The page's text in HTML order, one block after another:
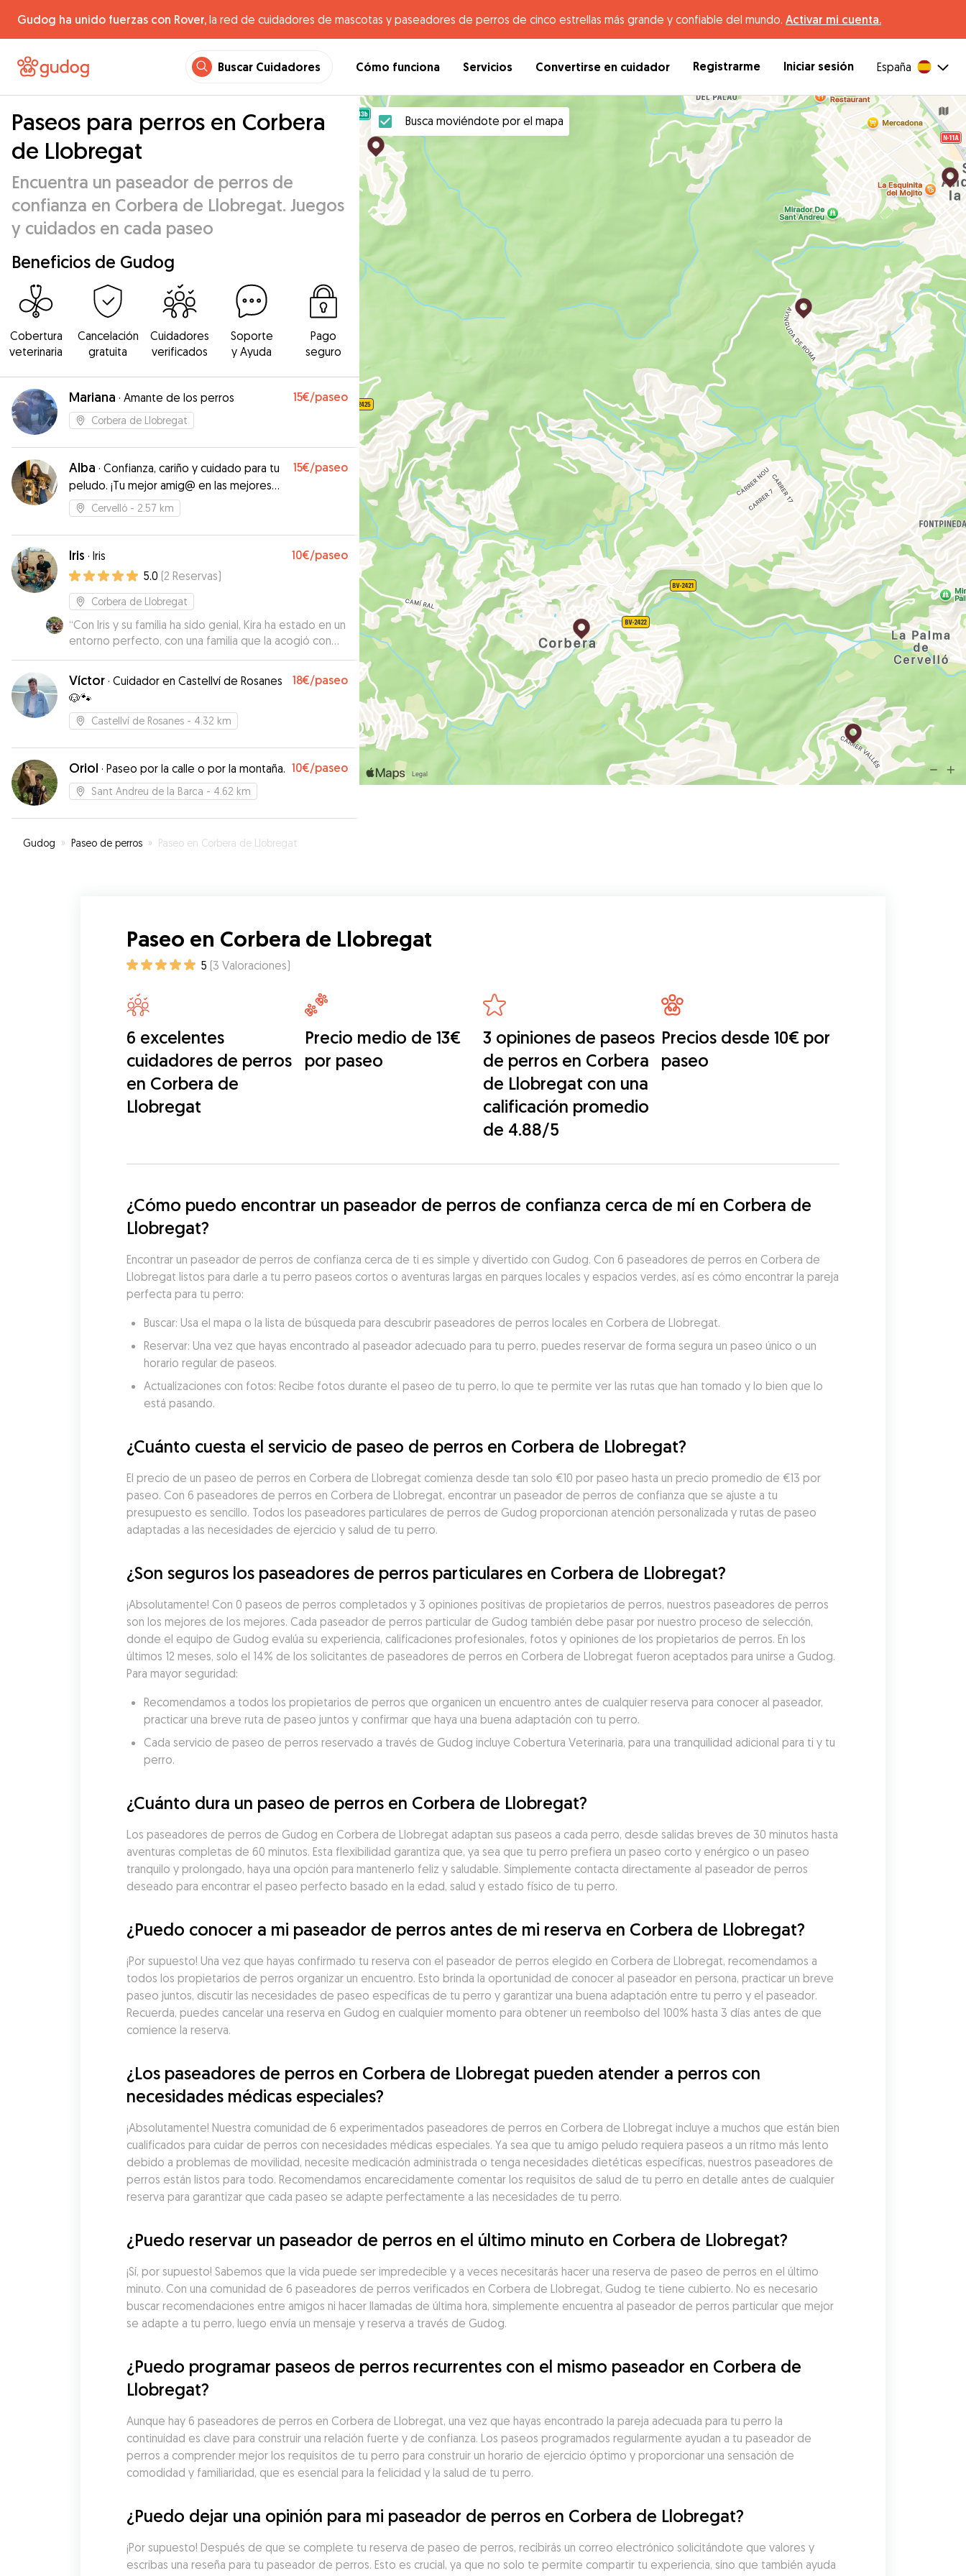
Gudog ha unido fuerzas con Rover, la red de cuidadores de mascotas y paseadores de perros de cinco estrellas más grande y confiable del mundo. Activar mi cuenta.
Buscar Cuidadores Cómo funciona Servicios Convertirse en cuidador Registrarme Iniciar sesión España
Paseos para perros en Corbera
de Llobregat
Encuentra un paseador de perros de
confianza en Corbera de Llobregat. Juegos
y cuidados en cada paseo
Beneficios de Gudog
Cobertura
veterinaria
Cancelación
gratuita
Cuidadores
verificados
Soporte
y Ayuda
Pago
seguro
Mariana · Amante de los perros 15€/paseo
Corbera de Llobregat
Alba · Confianza, cariño y cuidado para tu
peludo. ¡Tu mejor amig@ en las mejores
manos
15€/paseo
Cervelló - 2.57 km
Iris · Iris 10€/paseo
5.0 (2 Reservas)
Corbera de Llobregat
“Con Iris y su familia ha sido genial, Kira ha estado en un
entorno perfecto, con una familia que la acogió con
mucho amor en una casa al lado de la montaña con
unos largos y divertidos paseos donde ella puede
sentirse libre correr y ser feliz. Sin duda repetiremos”
Víctor · Cuidador en Castellví de Rosanes
🐶🐾
18€/paseo
Castellví de Rosanes - 4.32 km
Oriol · Paseo por la calle o por la montaña. 10€/paseo
Sant Andreu de la Barca - 4.62 km
Gudog » Paseo de perros » Paseo en Corbera de Llobregat
Busca moviéndote por el mapa
Paseo en Corbera de Llobregat
5 (3 Valoraciones)
6 excelentes
cuidadores de perros
en Corbera de
Llobregat
Precio medio de 13€
por paseo
3 opiniones de paseos
de perros en Corbera
de Llobregat con una
calificación promedio
de 4.88/5
Precios desde 10€ por
paseo
¿Cómo puedo encontrar un paseador de perros de confianza cerca de mí en Corbera de
Llobregat?
Encontrar un paseador de perros de confianza cerca de ti es simple y divertido con Gudog. Con 6 paseadores de perros en Corbera de
Llobregat listos para darle a tu perro paseos cortos o aventuras largas en parques locales y espacios verdes, así es cómo encontrar la pareja
perfecta para tu perro:
Buscar: Usa el mapa o la lista de búsqueda para descubrir paseadores de perros locales en Corbera de Llobregat.
Reservar: Una vez que hayas encontrado al paseador adecuado para tu perro, puedes reservar de forma segura un paseo único o un
horario regular de paseos.
Actualizaciones con fotos: Recibe fotos durante el paseo de tu perro, lo que te permite ver las rutas que han tomado y lo bien que lo
está pasando.
¿Cuánto cuesta el servicio de paseo de perros en Corbera de Llobregat?
El precio de un paseo de perros en Corbera de Llobregat comienza desde tan solo €10 por paseo hasta un precio promedio de €13 por
paseo. Con 6 paseadores de perros en Corbera de Llobregat, encontrar un paseador de perros de confianza que se ajuste a tu
presupuesto es sencillo. Todos los paseadores particulares de perros de Gudog proporcionan atención personalizada y rutas de paseo
adaptadas a las necesidades de ejercicio y salud de tu perro.
¿Son seguros los paseadores de perros particulares en Corbera de Llobregat?
¡Absolutamente! Con 0 paseos de perros completados y 3 opiniones positivas de propietarios de perros, nuestros paseadores de perros
son los mejores de los mejores. Cada paseador de perros particular de Gudog también debe pasar por nuestro proceso de selección,
donde el equipo de Gudog evalúa su experiencia, calificaciones profesionales, fotos y opiniones de los propietarios de perros. En los
últimos 12 meses, solo el 14% de los solicitantes de paseadores de perros en Corbera de Llobregat fueron aceptados para unirse a Gudog.
Para mayor seguridad:
Recomendamos a todos los propietarios de perros que organicen un encuentro antes de cualquier reserva para conocer al paseador,
practicar una breve ruta de paseo juntos y confirmar que haya una buena adaptación con tu perro.
Cada servicio de paseo de perros reservado a través de Gudog incluye Cobertura Veterinaria, para una tranquilidad adicional para ti y tu
perro.
¿Cuánto dura un paseo de perros en Corbera de Llobregat?
Los paseadores de perros de Gudog en Corbera de Llobregat adaptan sus paseos a cada perro, desde salidas breves de 30 minutos hasta
aventuras completas de 60 minutos. Esta flexibilidad garantiza que, ya sea que tu perro prefiera un paseo corto y enérgico o un paseo
tranquilo y prolongado, haya una opción para mantenerlo feliz y saludable. Simplemente contacta directamente al paseador de perros
deseado para encontrar el paseo perfecto basado en la edad, salud y estado físico de tu perro.
¿Puedo conocer a mi paseador de perros antes de mi reserva en Corbera de Llobregat?
¡Por supuesto! Una vez que hayas confirmado tu reserva con el paseador de perros elegido en Corbera de Llobregat, recomendamos a
todos los propietarios de perros organizar un encuentro. Esto brinda la oportunidad de conocer al paseador en persona, practicar un breve
paseo juntos, discutir las necesidades de paseo específicas de tu perro y garantizar una buena adaptación entre tu perro y el paseador.
Recuerda, puedes cancelar una reserva en Gudog en cualquier momento para obtener un reembolso del 100% hasta 3 días antes de que
comience la reserva.
¿Los paseadores de perros en Corbera de Llobregat pueden atender a perros con
necesidades médicas especiales?
¡Absolutamente! Nuestra comunidad de 6 experimentados paseadores de perros en Corbera de Llobregat incluye a muchos que están bien
cualificados para cuidar de perros con necesidades médicas especiales. Ya sea que tu amigo peludo requiera paseos a un ritmo más lento
debido a problemas de movilidad, necesite medicación administrada o tenga necesidades dietéticas específicas, nuestros paseadores de
perros están listos para todo. Recomendamos encarecidamente comentar los requisitos de salud de tu perro en detalle antes de cualquier
reserva para garantizar que cada paseo se adapte perfectamente a las necesidades de tu perro.
¿Puedo reservar un paseador de perros en el último minuto en Corbera de Llobregat?
¡Sí, por supuesto! Sabemos que la vida puede ser impredecible y a veces necesitarás hacer una reserva de paseo de perros en el último
minuto. Con una comunidad de 6 paseadores de perros verificados en Corbera de Llobregat, Gudog te tiene cubierto. No es necesario
buscar recomendaciones entre amigos ni hacer llamadas de última hora, simplemente encuentra al paseador de perros particular que mejor
se adapte a tu perro, luego envía un mensaje y reserva a través de Gudog.
¿Puedo programar paseos de perros recurrentes con el mismo paseador en Corbera de
Llobregat?
Aunque hay 6 paseadores de perros en Corbera de Llobregat, una vez que hayas encontrado la pareja adecuada para tu perro la
continuidad es clave para construir una relación fuerte y de confianza. Los paseos programados regularmente ayudan a tu paseador de
perros a comprender mejor los requisitos de tu perro para construir un horario de ejercicio óptimo y proporcionar una sensación de
comodidad y familiaridad, que es esencial para la felicidad y la salud de tu perro.
¿Puedo dejar una opinión para mi paseador de perros en Corbera de Llobregat?
¡Por supuesto! Después de que se complete tu reserva de paseo de perros, recibirás un correo electrónico solicitándote que valores y
escribas una reseña para tu paseador de perros. Esto es crucial, ya que no solo te permite compartir tu experiencia, sino que también ayuda